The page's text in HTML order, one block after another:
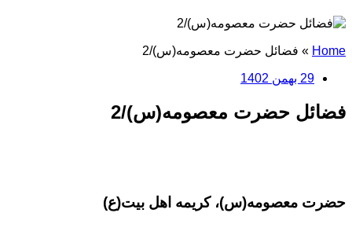
Home
» فضائل حضرت معصومه(س)/2
29 بهمن 1402
فضائل حضرت معصومه(س)/2
حضرت معصومه(س)، کریمه اهل بیت(ع)